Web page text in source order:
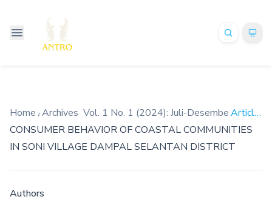
Home /Archives /Vol. 1 No. 1 (2024): Juli-Desember/
Articles
CONSUMER BEHAVIOR OF COASTAL COMMUNITIES
IN SONI VILLAGE DAMPAL SELANTAN DISTRICT
Authors